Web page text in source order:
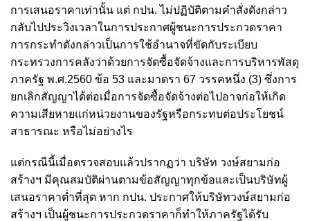
การเสนอราคาเท่านั้น แต่ กปน. ไม่ปฏิบัติตามคำสั่งดังกล่าว
กลับไปประวิงเวลาในการประกาศผู้ชนะการประกวดราคา
การกระทำดังกล่าวเป็นการใช้อำนาจที่ขัดกับระเบียบ
กระทรวงการคลังว่าด้วยการจัดซื้อจัดจ้างและการบริหารพัสดุ
ภาครัฐ พ.ศ.2560 ข้อ 53 และมาตรา 67 วรรคหนึ่ง (3) ซึ่งการ
ยกเลิกสัญญาได้ต่อเมื่อการจัดซื้อจัดจ้างต่อไปอาจก่อให้เกิด
ความเสียหายแก่หน่วยงานของรัฐหรือกระทบต่อประโยชน์
สาธารณะ หรือไม่อย่างไร
แต่กรณีนี้เมื่อตรวจสอบแล้วปรากฏว่า บริษัท วงษ์สยามก่อ
สร้างฯ มีคุณสมบัติผ่านตามข้อสัญญาทุกข้อและเป็นบริษัทผู้
เสนอราคาต่ำที่สุด หาก กปน. ประกาศให้บริษัทวงษ์สยามก่อ
สร้างฯ เป็นผู้ชนะการประกวดราคาก็ทำให้ภาครัฐได้รับ